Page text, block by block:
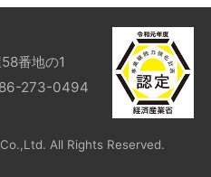
番地の1
273-0494
All Rights Reserved.